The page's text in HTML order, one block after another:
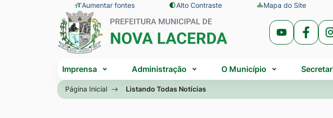
Seção
de
atalhos
e
links
de
acessibilidade
para
o
conteúdo
[alt+1]
Ir
para
Aumentar fontes Alto Contraste Mapa do Site
Seção
do
menu
Acessar
Rede
Social
Youtube
Rede
Social
menu
Imprensa Administração O Município
Página Inicial Listando Todas Notícias